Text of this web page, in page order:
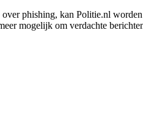
phishing, kan Politie.nl
mogelijk om verdachte